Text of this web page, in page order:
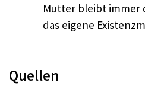
Mutter bleibt immer
das eigene
Quellen